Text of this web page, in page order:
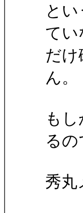
と
てい
だ
ん。
も
るの
秀丸